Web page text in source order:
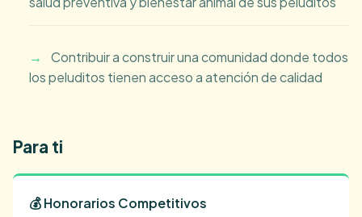
¿Cómo funciona?
Contribuir a construir una comunidad donde todos
los peluditos tienen acceso a atención de calidad
Para ti
💰 Honorarios Competitivos